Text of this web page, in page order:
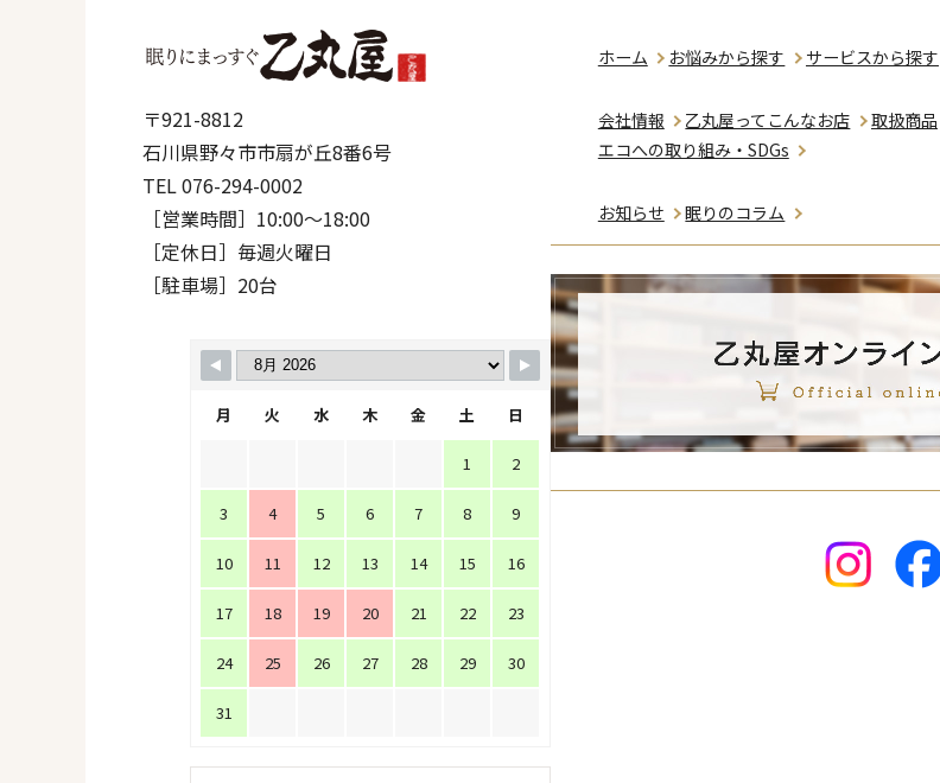
〒921-8812
石川県野々市市扇が丘8番6号
TEL 076-294-0002
［営業時間］10:00〜18:00
［定休日］毎週火曜日
［駐車場］20台
月 火 水 木 金 土 日
1 2
3 4 5 6 7 8 9
10 11 12 13 14 15 16
17 18 19 20 21 22 23
24 25 26 27 28 29 30
31
ホーム お悩みから探す サービスから探す
会社情報 乙丸屋ってこんなお店 取扱商品
エコへの取り組み・SDGs
お知らせ 眠りのコラム